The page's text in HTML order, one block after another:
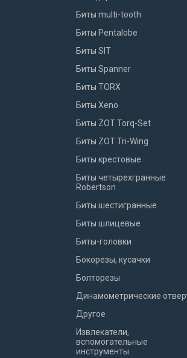
Биты multi-tooth
Биты Pentalobe
Биты SIT
Биты Spanner
Биты TORX
Биты Xeno
Биты ZOT Torq-Set
Биты ZOT Tri-Wing
Биты крестовые
Биты четырехгранные
Robertson
Биты шестигранные
Биты шлицевые
Биты-головки
Бокорезы, кусачки
Болторезы
Динамометрические
Другое
Извлекатели,
вспомогательные
инструменты